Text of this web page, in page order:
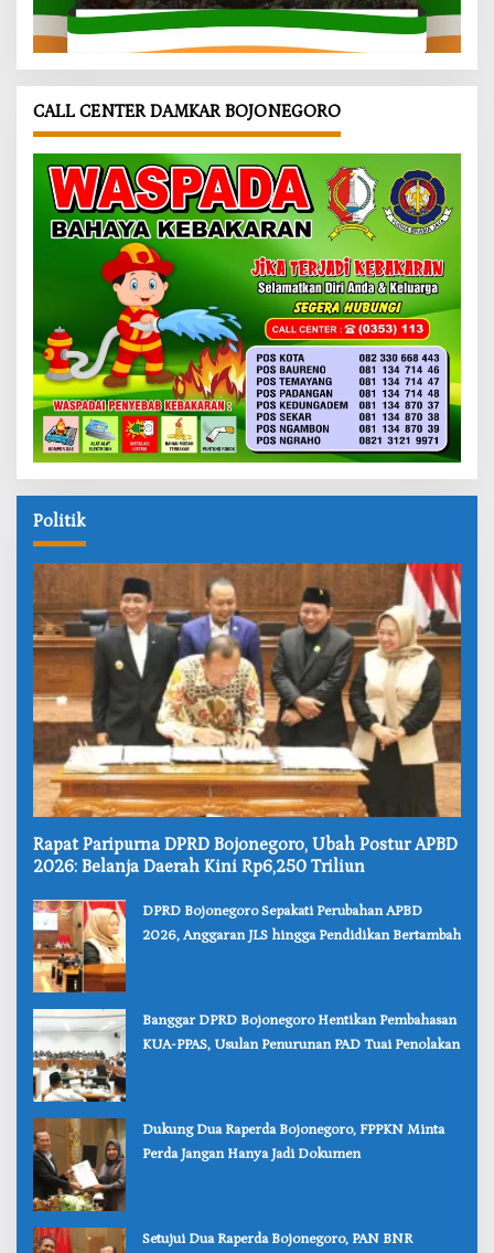
CALL CENTER DAMKAR BOJONEGORO
Politik
‎Rapat Paripurna DPRD Bojonegoro, Ubah Postur APBD
2026: Belanja Daerah Kini Rp6,250 Triliun
‎DPRD Bojonegoro Sepakati Perubahan APBD
2026, Anggaran JLS hingga Pendidikan Bertambah
‎Banggar DPRD Bojonegoro Hentikan Pembahasan
KUA-PPAS, Usulan Penurunan PAD Tuai Penolakan
‎Dukung Dua Raperda Bojonegoro, FPPKN Minta
Perda Jangan Hanya Jadi Dokumen
‎Setujui Dua Raperda Bojonegoro, PAN BNR